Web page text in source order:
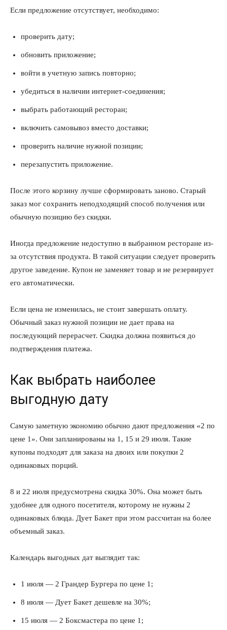
Отказ от ответственности
Подписка
Мой аккаунт
Если предложение отсутствует, необходимо:
проверить дату;
обновить приложение;
войти в учетную запись повторно;
убедиться в наличии интернет-соединения;
выбрать работающий ресторан;
включить самовывоз вместо доставки;
проверить наличие нужной позиции;
перезапустить приложение.
После этого корзину лучше сформировать заново. Старый
заказ мог сохранить неподходящий способ получения или
обычную позицию без скидки.
Иногда предложение недоступно в выбранном ресторане из-
за отсутствия продукта. В такой ситуации следует проверить
другое заведение. Купон не заменяет товар и не резервирует
его автоматически.
Если цена не изменилась, не стоит завершать оплату.
Обычный заказ нужной позиции не дает права на
последующий перерасчет. Скидка должна появиться до
подтверждения платежа.
Как выбрать наиболее
выгодную дату
Самую заметную экономию обычно дают предложения «2 по
цене 1». Они запланированы на 1, 15 и 29 июля. Такие
купоны подходят для заказа на двоих или покупки 2
одинаковых порций.
8 и 22 июля предусмотрена скидка 30%. Она может быть
удобнее для одного посетителя, которому не нужны 2
одинаковых блюда. Дует Бакет при этом рассчитан на более
объемный заказ.
Календарь выгодных дат выглядит так:
1 июля — 2 Грандер Бургера по цене 1;
8 июля — Дует Бакет дешевле на 30%;
15 июля — 2 Боксмастера по цене 1;